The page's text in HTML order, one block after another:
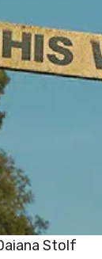
Stolf